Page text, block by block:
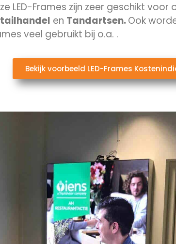
LED-Frames zijn zeer geschikt voor
en Tandartsen.Ook
veel gebruikt bij o.a. .
Bekijk voorbeeld LED-Frames